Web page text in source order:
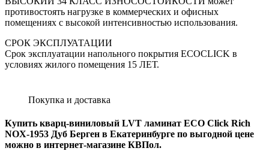
противостоять нагрузке в коммерческих и офисных
помещениях с высокой интенсивностью использования.
СРОК ЭКСПЛУАТАЦИИ
Срок эксплуатации напольного покрытия ECOCLICK в
условиях жилого помещения 15 ЛЕТ.
Покупка и доставка
Купить кварц-виниловый LVT ламинат ECO Click Rich
NOX-1953 Дуб Берген в Екатеринбурге по выгодной цене
можно в интернет-магазине КВПол.